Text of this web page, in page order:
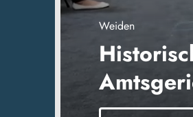
Weiden